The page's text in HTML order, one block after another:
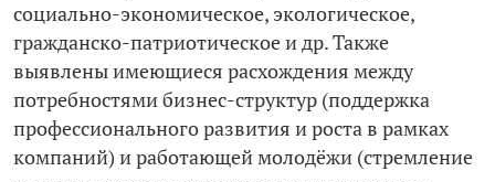
социально-­экономическое, экологическое,
гражданско-­патриотическое и др. Также
выявлены имеющиеся расхождения между
потребностями бизнес-­структур (поддержка
профессионального развития и роста в рамках
компаний) и работающей молодёжи (стремление